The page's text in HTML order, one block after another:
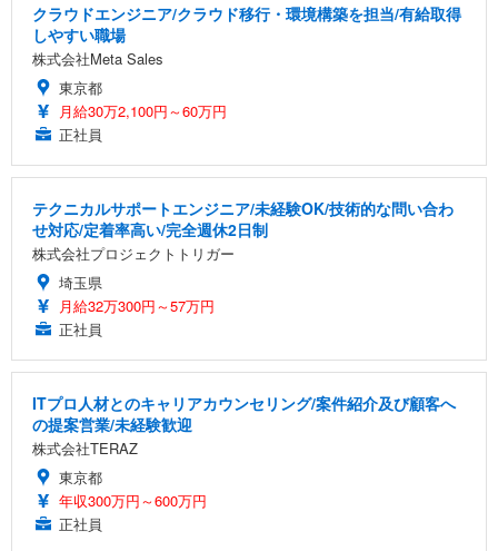
クラウドエンジニア/クラウド移行・環境構築を担当/有給取得
しやすい職場
株式会社Meta Sales
東京都
月給30万2,100円～60万円
正社員
テクニカルサポートエンジニア/未経験OK/技術的な問い合わ
せ対応/定着率高い/完全週休2日制
株式会社プロジェクトトリガー
埼玉県
月給32万300円～57万円
正社員
ITプロ人材とのキャリアカウンセリング/案件紹介及び顧客へ
の提案営業/未経験歓迎
株式会社TERAZ
東京都
年収300万円～600万円
正社員